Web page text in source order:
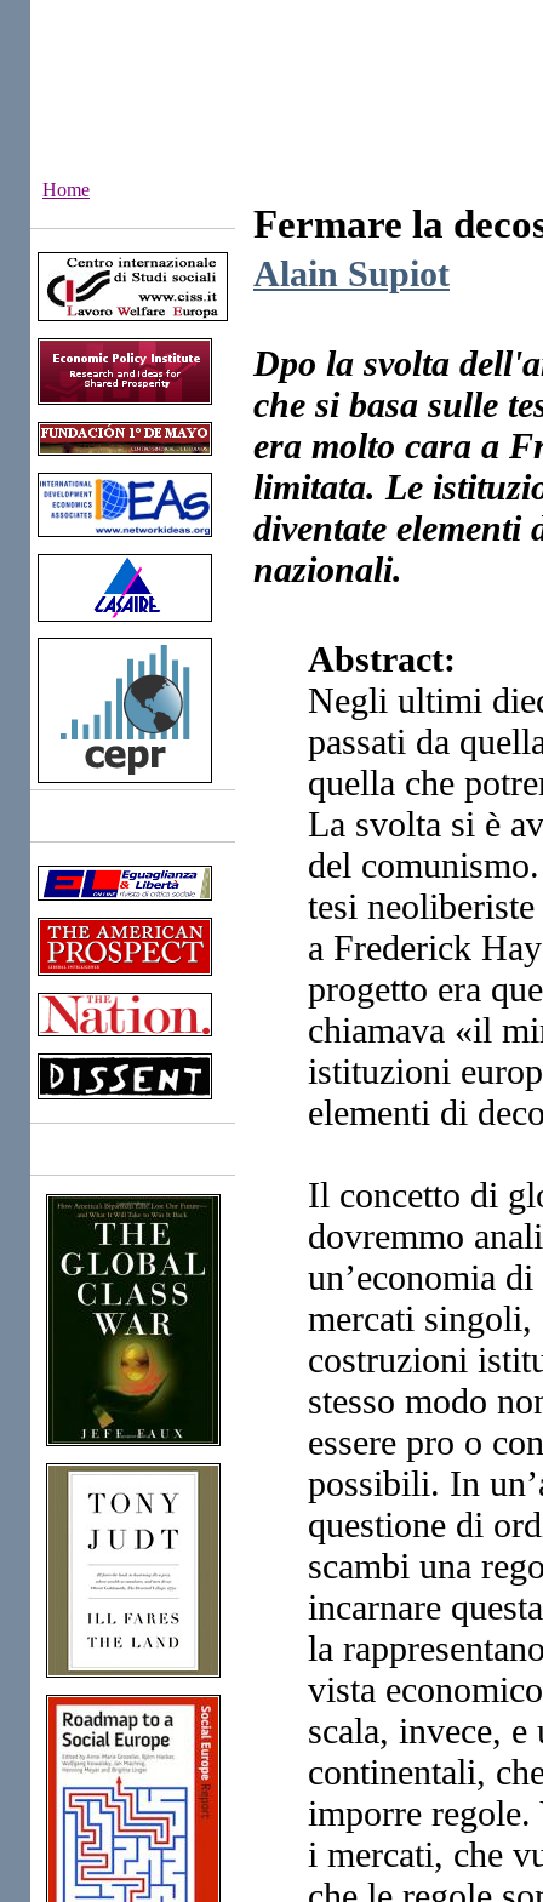
Home
Fermare la
Alain Supiot
Dpo la svolta
che si basa sulle
era molto cara a
limitata. Le
diventate elementi
nazionali.
Abstract:
Negli ultimi
passati da
quella che
La svolta si è
del
tesi neoliberiste
a Frederick
progetto era
chiamava «il
istituzioni
elementi di
Il concetto di
dovremmo
un’economia
mercati
costruzioni
stesso modo
essere pro o
possibili. In
questione di
scambi una
incarnare
la
vista
scala, invece,
continentali,
imporre regole.
i mercati, che